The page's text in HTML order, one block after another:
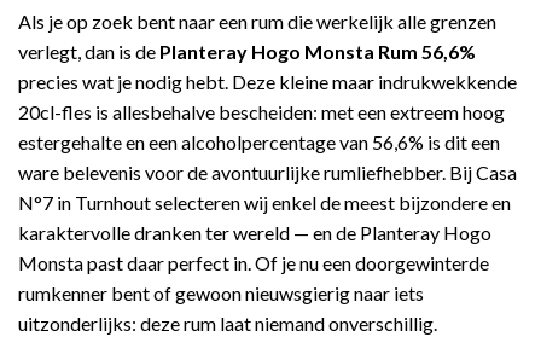
Als je op zoek bent naar een rum die werkelijk alle grenzen
verlegt, dan is de Planteray Hogo Monsta Rum 56,6%
precies wat je nodig hebt. Deze kleine maar indrukwekkende
20cl-fles is allesbehalve bescheiden: met een extreem hoog
estergehalte en een alcoholpercentage van 56,6% is dit een
ware belevenis voor de avontuurlijke rumliefhebber. Bij Casa
N°7 in Turnhout selecteren wij enkel de meest bijzondere en
karaktervolle dranken ter wereld — en de Planteray Hogo
Monsta past daar perfect in. Of je nu een doorgewinterde
rumkenner bent of gewoon nieuwsgierig naar iets
uitzonderlijks: deze rum laat niemand onverschillig.